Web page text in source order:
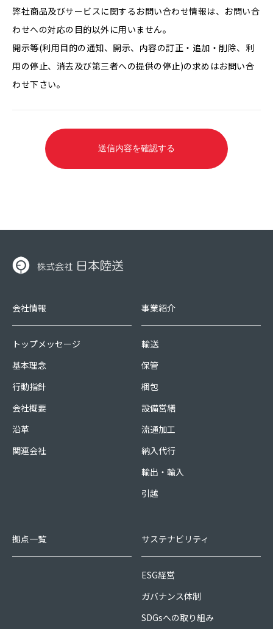
弊社商品及びサービスに関するお問い合わせ情報は、お問い合
わせへの対応の目的以外に用いません。
開示等(利用目的の通知、開示、内容の訂正・追加・削除、利
用の停止、消去及び第三者への提供の停止)の求めはお問い合
わせ下さい。
送信内容を確認する
会社情報
トップメッセージ
基本理念
行動指針
会社概要
沿革
関連会社
事業紹介
輸送
保管
梱包
設備営繕
流通加工
納入代行
輸出・輸入
引越
拠点一覧 サステナビリティ
ESG経営
ガバナンス体制
SDGsへの取り組み